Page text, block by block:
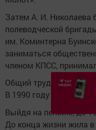
Затем А. И. Николаева
полеводческой
им. Коминтерна
заниматься
членом КПСС,
Общий трудовой стаж в
В 1990 году вышла на
Выйдя на пенсию, до
До конца жизни жила